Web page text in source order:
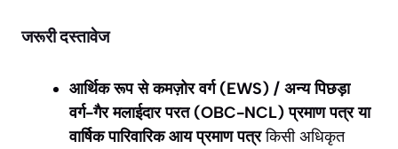
जरूरी दस्तावेज
आर्थिक रूप से कमज़ोर वर्ग (EWS) / अन्य पिछड़ा
वर्ग-गैर मलाईदार परत (OBC-NCL) प्रमाण पत्र या
वार्षिक पारिवारिक आय प्रमाण पत्रकिसी अधिकृत